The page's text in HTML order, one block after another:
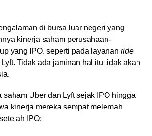
di bursa luar negeri yang
kinerja saham perusahaan-
yang IPO, seperti pada layanan ride
Tidak ada jaminan hal itu tidak akan
saham Uber dan Lyft sejak IPO hingga
kinerja mereka sempat melemah
IPO: